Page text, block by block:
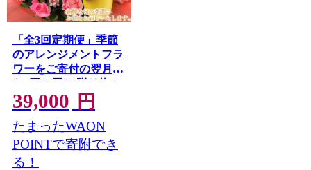
「全3回定期便」季節
のアレンジメントフラ
ワーをご寄付の翌月か
ら3回お届け 贈り物や
ご自宅に 生花 誕生日
プレゼント ギフト お
まかせ 唐津市
39,000 円
たまったWAON
POINTで寄附でき
る！